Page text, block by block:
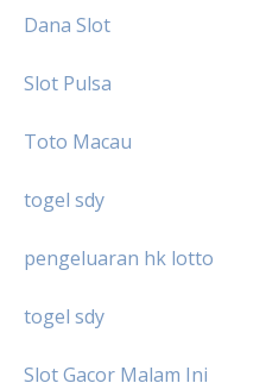
Dana Slot
Slot Pulsa
Toto Macau
togel sdy
pengeluaran hk lotto
togel sdy
Slot Gacor Malam Ini